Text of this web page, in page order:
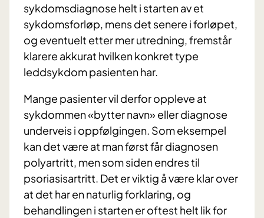
sykdomsdiagnose helt i starten av et
sykdomsforløp, mens det senere i forløpet,
og eventuelt etter mer utredning, fremstår
klarere akkurat hvilken konkret type
leddsykdom pasienten har.
Mange pasienter vil derfor oppleve at
sykdommen «bytter navn» eller diagnose
underveis i oppfølgingen. Som eksempel
kan det være at man først får diagnosen
polyartritt, men som siden endres til
psoriasisartritt. Det er viktig å være klar over
at det har en naturlig forklaring, og
behandlingen i starten er oftest helt lik for